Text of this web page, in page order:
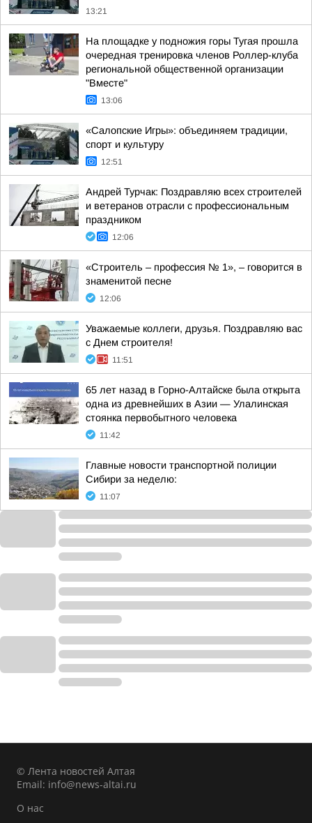
13:21
На площадке у подножия горы Тугая прошла
очередная тренировка членов Роллер-клуба
региональной общественной организации
"Вместе"
13:06
«Салопские Игры»: объединяем традиции,
спорт и культуру
12:51
Андрей Турчак: Поздравляю всех строителей
и ветеранов отрасли с профессиональным
праздником
12:06
«Строитель – профессия № 1», – говорится в
знаменитой песне
12:06
Уважаемые коллеги, друзья. Поздравляю вас
с Днем строителя!
11:51
65 лет назад в Горно-Алтайске была открыта
одна из древнейших в Азии — Улалинская
стоянка первобытного человека
11:42
Главные новости транспортной полиции
Сибири за неделю:
11:07
© Лента новостей Алтая
Email: info@news-altai.ru
О нас